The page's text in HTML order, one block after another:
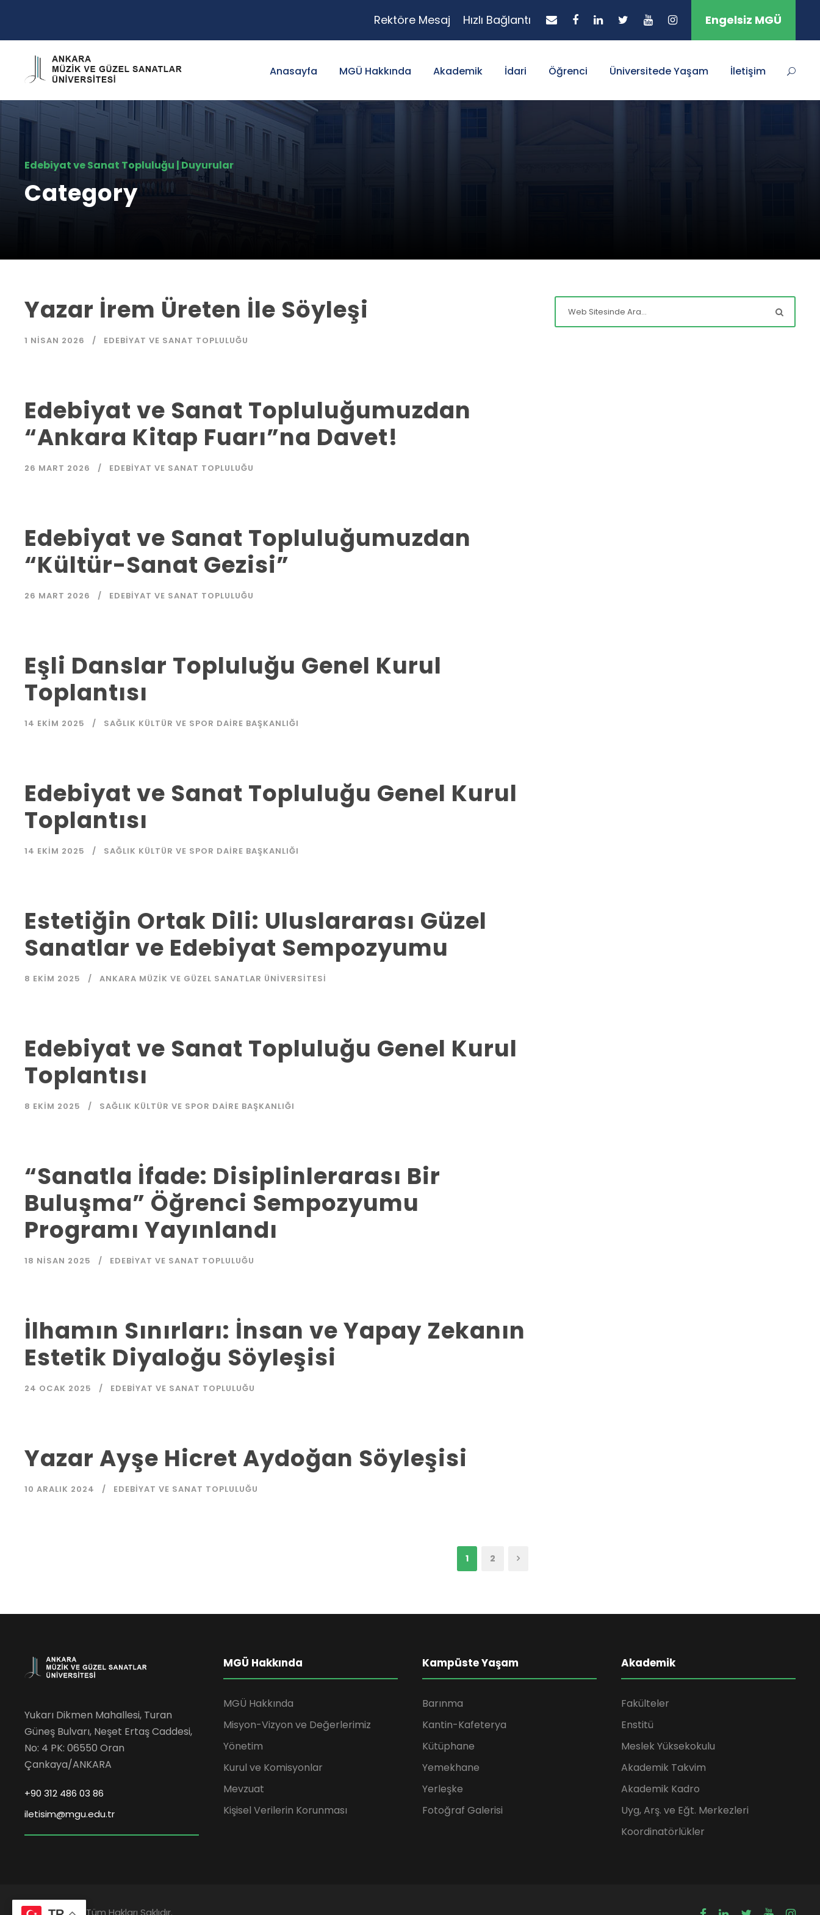
Rektöre Mesaj Hızlı Bağlantı Engelsiz MGÜ
Anasayfa MGÜ Hakkında Akademik İdari Öğrenci Üniversitede Yaşam İletişim
Edebiyat ve Sanat Topluluğu | Duyurular
Category
Yazar İrem Üreten İle Söyleşi
1 NISAN 2026 EDEBIYAT VE SANAT TOPLULUĞU
Edebiyat ve Sanat Topluluğumuzdan
“Ankara Kitap Fuarı”na Davet!
26 MART 2026 EDEBIYAT VE SANAT TOPLULUĞU
Edebiyat ve Sanat Topluluğumuzdan
“Kültür-Sanat Gezisi”
26 MART 2026 EDEBIYAT VE SANAT TOPLULUĞU
Eşli Danslar Topluluğu Genel Kurul
Toplantısı
14 EKIM 2025 SAĞLIK KÜLTÜR VE SPOR DAIRE BAŞKANLIĞI
Edebiyat ve Sanat Topluluğu Genel Kurul
Toplantısı
14 EKIM 2025 SAĞLIK KÜLTÜR VE SPOR DAIRE BAŞKANLIĞI
Estetiğin Ortak Dili: Uluslararası Güzel
Sanatlar ve Edebiyat Sempozyumu
8 EKIM 2025 ANKARA MÜZIK VE GÜZEL SANATLAR ÜNIVERSITESI
Edebiyat ve Sanat Topluluğu Genel Kurul
Toplantısı
8 EKIM 2025 SAĞLIK KÜLTÜR VE SPOR DAIRE BAŞKANLIĞI
“Sanatla İfade: Disiplinlerarası Bir
Buluşma” Öğrenci Sempozyumu
Programı Yayınlandı
18 NISAN 2025 EDEBIYAT VE SANAT TOPLULUĞU
İlhamın Sınırları: İnsan ve Yapay Zekanın
Estetik Diyaloğu Söyleşisi
24 OCAK 2025 EDEBIYAT VE SANAT TOPLULUĞU
Yazar Ayşe Hicret Aydoğan Söyleşisi
10 ARALIK 2024 EDEBIYAT VE SANAT TOPLULUĞU
1 2
Yukarı Dikmen Mahallesi, Turan
Güneş Bulvarı, Neşet Ertaş Caddesi,
No: 4 PK: 06550 Oran
Çankaya/ANKARA
+90 312 486 03 86
iletisim@mgu.edu.tr
MGÜ Hakkında
MGÜ Hakkında
Misyon-Vizyon ve Değerlerimiz
Yönetim
Kurul ve Komisyonlar
Mevzuat
Kişisel Verilerin Korunması
Kampüste Yaşam
Barınma
Kantin-Kafeterya
Kütüphane
Yemekhane
Yerleşke
Fotoğraf Galerisi
Akademik
Fakülteler
Enstitü
Meslek Yüksekokulu
Akademik Takvim
Akademik Kadro
Uyg, Arş. ve Eğt. Merkezleri
Koordinatörlükler
2023 © MGÜ | Tüm Hakları Saklıdır.